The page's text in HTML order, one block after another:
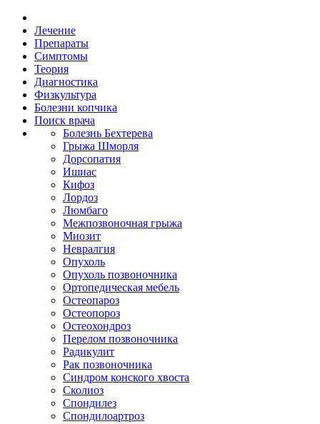
Лечение
Препараты
Симптомы
Теория
Диагностика
Физкультура
Болезни копчика
Поиск врача
Болезнь Бехтерева
Грыжа Шморля
Дорсопатия
Ишиас
Кифоз
Лордоз
Люмбаго
Межпозвоночная грыжа
Миозит
Невралгия
Опухоль
Опухоль позвоночника
Ортопедическая мебель
Остеопароз
Остеопороз
Остеохондроз
Перелом позвоночника
Радикулит
Рак позвоночника
Синдром конского хвоста
Сколиоз
Спондилез
Спондилоартроз